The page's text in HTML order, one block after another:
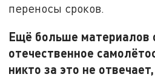
переносы сроков.
Ещё больше материалов
отечественное
никто за это не